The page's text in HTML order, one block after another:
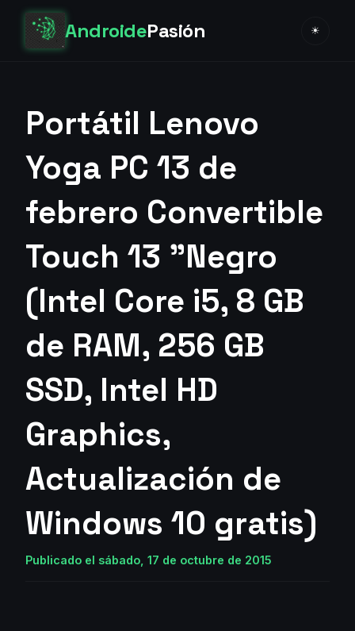
AndroidePasión ☀
Portátil Lenovo
Yoga PC 13 de
febrero Convertible
Touch 13 "Negro
(Intel Core i5, 8 GB
de RAM, 256 GB
SSD, Intel HD
Graphics,
Actualización de
Windows 10 gratis)
Publicado el sábado, 17 de octubre de 2015